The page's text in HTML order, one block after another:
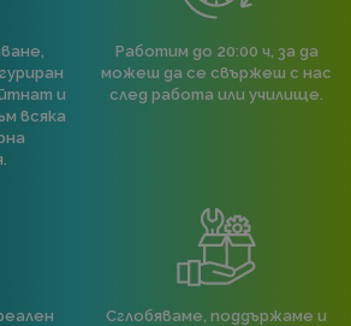
и
всяка
Работим до 20:00 ч, за да
можеш да се свържеш с нас
след работа или училище.
Сглобяваме, поддържаме и